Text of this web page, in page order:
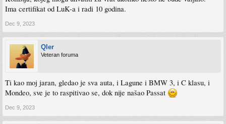
Ima certifikat od LuK-a i radi 10 godina.
Dec 9, 2023
Qler
Veteran foruma
Ti kao moj jaran, gledao je sva auta, i Lagune i BMW 3, i C klasu, i
Mondeo, sve je to raspitivao se, dok nije našao Passat
Dec 9, 2023